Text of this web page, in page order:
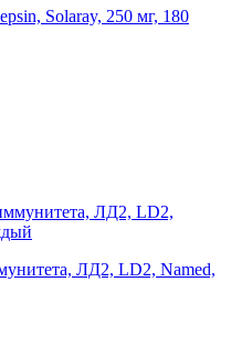
Solaray, 250 мг, 180
ЛД2, LD2, Named,